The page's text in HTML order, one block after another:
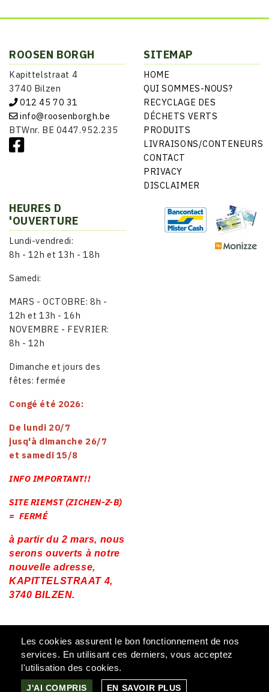
ROOSEN BORGH
Kapittelstraat 4
3740 Bilzen
012 45 70 31
info@roosenborgh.be
BTWnr. BE 0447.952.235
SITEMAP
HOME
QUI SOMMES-NOUS?
RECYCLAGE DES
DÉCHETS VERTS
PRODUITS
LIVRAISONS/CONTENEURS
CONTACT
PRIVACY
DISCLAIMER
HEURES D
'OUVERTURE
Lundi-vendredi:
8h - 12h et 13h - 18h
Samedi:
MARS - OCTOBRE: 8h -
12h et 13h - 16h
NOVEMBRE - FEVRIER:
8h - 12h
Dimanche et jours des
fêtes: fermée
Congé été 2026:
De lundi 20/7
jusq'à dimanche 26/7
et samedi 15/8
INFO IMPORTANT!!
SITE RIEMST (ZICHEN-Z-B)
= FERMÉ
à partir du 2 mars, nous
serons ouverts à notre
nouvelle adresse,
KAPITTELSTRAAT 4,
3740 BILZEN.
© 2026 - Roosen Borgh - Website by
J'AI COMPRIS